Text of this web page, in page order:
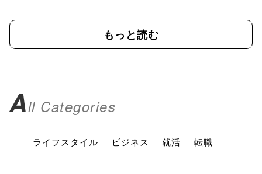
もっと読む
All Categories
ライフスタイル ビジネス 就活 転職